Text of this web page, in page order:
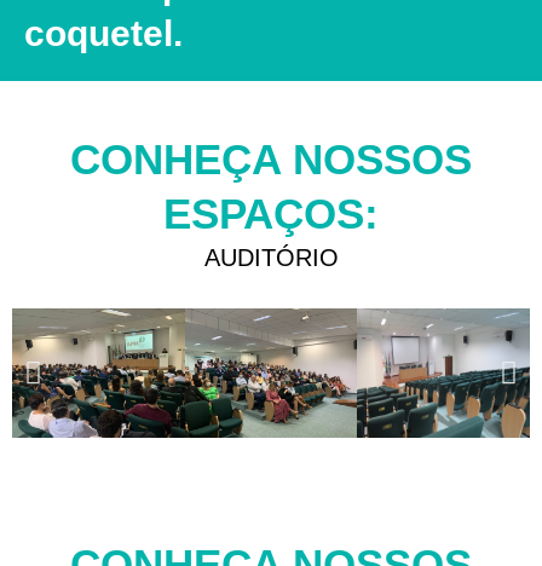
coquetel.
CONHEÇA NOSSOS
ESPAÇOS:
AUDITÓRIO